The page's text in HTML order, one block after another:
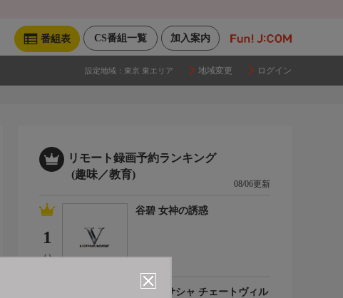
加入案内
CS番組一覧
番組表
設定地域： 東京 東エリア 地域変更 ログイン
リモート録画予約ランキング
(趣味／教育)
08/06更新
1
(-)
谷碧 女神の誘惑
百合川サシャ チェートヴィル